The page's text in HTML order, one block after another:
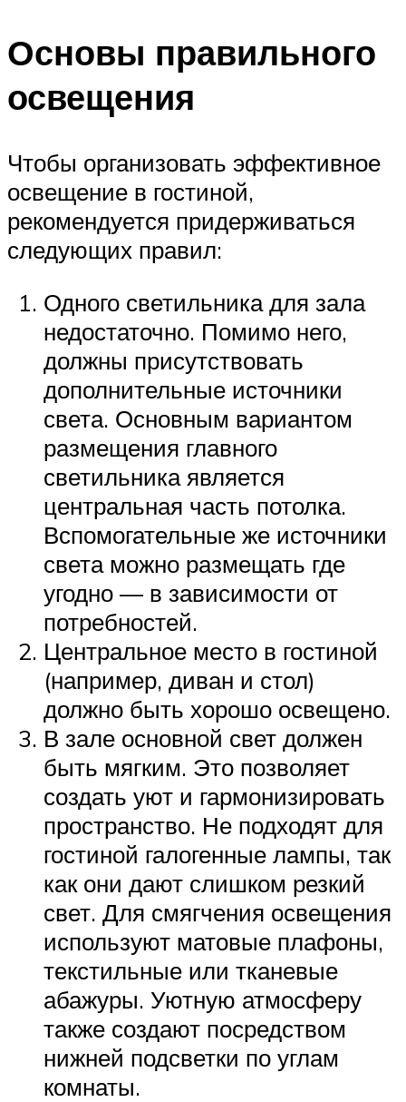
Основы правильного
освещения
Чтобы организовать эффективное
освещение в гостиной,
рекомендуется придерживаться
следующих правил:
Одного светильника для зала
недостаточно. Помимо него,
должны присутствовать
дополнительные источники
света. Основным вариантом
размещения главного
светильника является
центральная часть потолка.
Вспомогательные же источники
света можно размещать где
угодно — в зависимости от
потребностей.
Центральное место в гостиной
(например, диван и стол)
должно быть хорошо освещено.
В зале основной свет должен
быть мягким. Это позволяет
создать уют и гармонизировать
пространство. Не подходят для
гостиной галогенные лампы, так
как они дают слишком резкий
свет. Для смягчения освещения
используют матовые плафоны,
текстильные или тканевые
абажуры. Уютную атмосферу
также создают посредством
нижней подсветки по углам
комнаты.